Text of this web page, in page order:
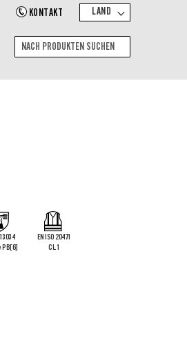
KONTAKT LAND
PB[6]
EN ISO 20471
CL.1